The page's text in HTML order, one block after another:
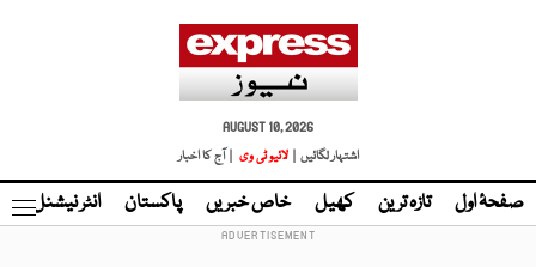
AUGUST 10, 2026
اشتہار لگائیں |
لائیو ٹی وی | آج کا اخبار
صفحۂ اول تازہ ترین کھیل خاص خبریں پاکستان انٹر نیشنل